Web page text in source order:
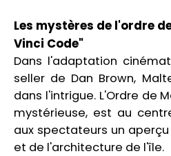
Les mystères de l'ordre
Vinci Code"
Dans l'adaptation
seller de Dan Brown,
dans l'intrigue. L'Ordre de
mystérieuse, est au
aux spectateurs un
et de l'architecture de l'île.